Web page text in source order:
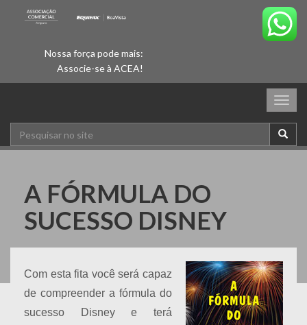
Nossa força pode mais:
Associe-se à ACEA!
A FÓRMULA DO
SUCESSO DISNEY
Com esta fita você será capaz
de compreender a fórmula do
sucesso Disney e terá